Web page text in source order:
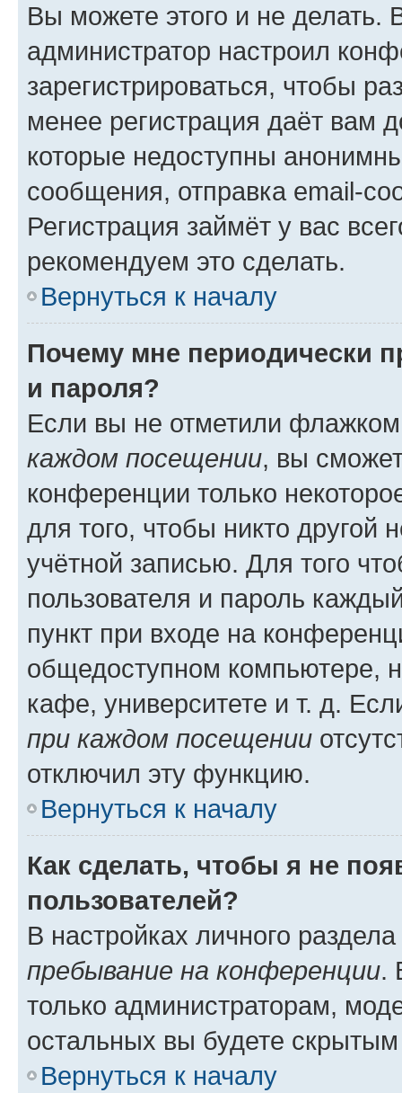
Вы можете этого и не делать.
администратор настроил
зарегистрироваться, чтобы
менее регистрация даёт вам
которые недоступны
сообщения, отправка email-
Регистрация займёт у вас
рекомендуем это сделать.
Вернуться к началу
Почему мне периодически
и пароля?
Если вы не отметили
каждом посещении, вы
конференции только
для того, чтобы никто другой
учётной записью. Для того
пользователя и пароль
пункт при входе на
общедоступном компьютере,
кафе, университете и т. д.
при каждом посещении
отключил эту функцию.
Вернуться к началу
Как сделать, чтобы я не
пользователей?
В настройках личного
пребывание на конференции.
только администраторам,
остальных вы будете
Вернуться к началу